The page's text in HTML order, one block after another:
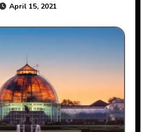
April 15, 2021